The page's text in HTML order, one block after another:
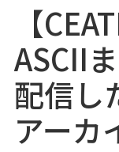
【
ASCII
配信し
アーカ